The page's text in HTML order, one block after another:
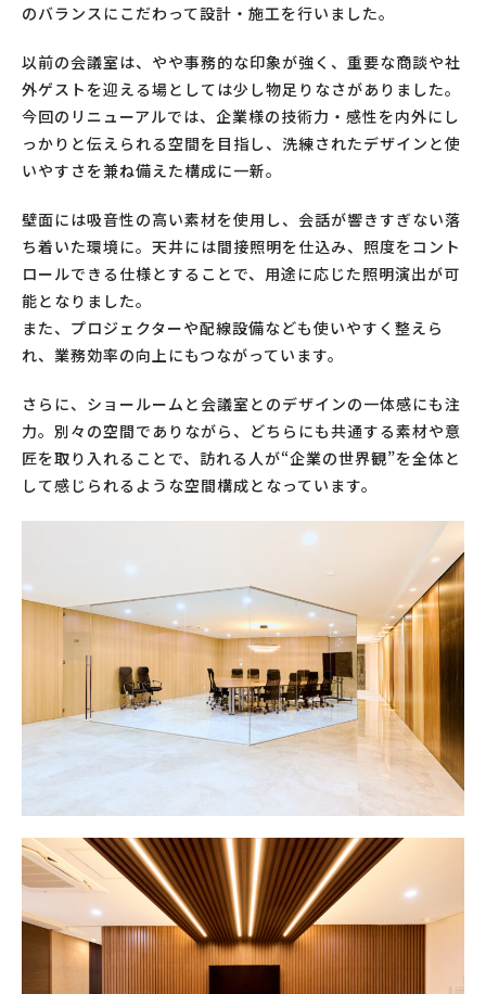
のバランスにこだわって設計・施工を行いました。
以前の会議室は、やや事務的な印象が強く、重要な商談や社
外ゲストを迎える場としては少し物足りなさがありました。
今回のリニューアルでは、企業様の技術力・感性を内外にし
っかりと伝えられる空間を目指し、洗練されたデザインと使
いやすさを兼ね備えた構成に一新。
壁面には吸音性の高い素材を使用し、会話が響きすぎない落
ち着いた環境に。天井には間接照明を仕込み、照度をコント
ロールできる仕様とすることで、用途に応じた照明演出が可
能となりました。
また、プロジェクターや配線設備なども使いやすく整えら
れ、業務効率の向上にもつながっています。
さらに、ショールームと会議室とのデザインの一体感にも注
力。別々の空間でありながら、どちらにも共通する素材や意
匠を取り入れることで、訪れる人が“企業の世界観”を全体と
して感じられるような空間構成となっています。